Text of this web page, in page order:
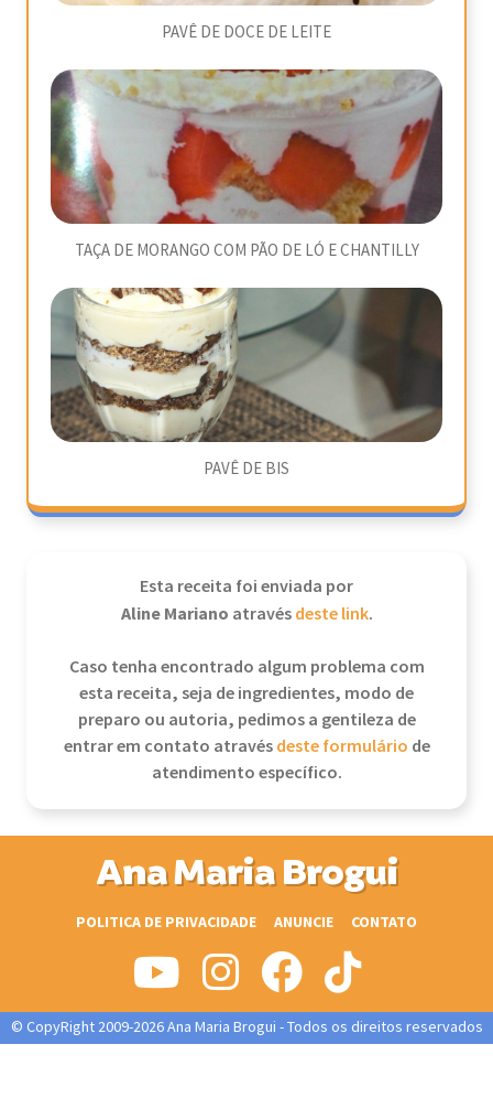
PAVÊ DE DOCE DE LEITE
TAÇA DE MORANGO COM PÃO DE LÓ E CHANTILLY
PAVÊ DE BIS
Esta receita foi enviada por
Aline Mariano atravésdeste link.
Caso tenha encontrado algum problema com
esta receita, seja de ingredientes, modo de
preparo ou autoria, pedimos a gentileza de
entrar em contato atravésdeste formulário de
atendimento específico.
Ana Maria Brogui
POLITICA DE PRIVACIDADE ANUNCIE CONTATO
© CopyRight 2009-2026 Ana Maria Brogui - Todos os direitos reservados